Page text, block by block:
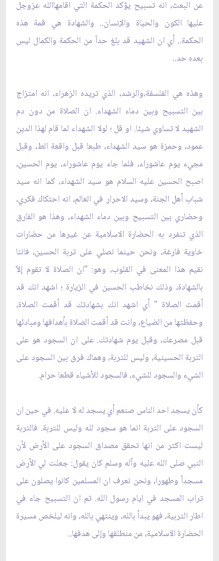
عن البعث، انه تسبيح يؤكد الحكمة التي اقامهاالله عزوجل
عليها الكون والحياة والإنسان.. والشهادة هي قمة هذه
الحكمة.. أي ان الشهيد قد بلغ حداً من الحكمة والكمال ليس
بعده حد..
وهذه هي الفلسفة،والرشد، الذي تريده الزهراء، انه امتزاج
بين التسبيح وبين دماء الشهداء. ان الصلاة من دون دم
الشهيد لا تساوي شيئا. او قل ؛ لولا الشهداء لما قام لهذا الدين
عمود، وحمزة هو سيد الشهداء، طبعا قبل واقعة الط، وقبل
مجيء يوم عاشوراء، فلما جاء يوم عاشوراء، يوم الحسين،
اصبح الحسين عليه السلام هو سيد الشهداء، كما انه سيد
شباب أهل الجنة، وسيد الاحرار في العالم، انه احتكاك فكري،
وحضاري بين التسبيح وبين دماء الشهداء، وهذا هو الفارق
الذي تنفرد به الحضارة الاسلامية عن غيرها من حضارات
خاوية فارغة، ونحن حينما نصلي على تربة الحسين، فاننا
نقيم هذا المعنى في القلوب، وهو: "ان الصلاة لا تقوم إلاّ
بالشهادة، وذلك نخاطب الحسين في الزيارة ؛ اشهد انك قد
أقمت الصلاة " أي اشهد انك بشهادتك قد أقمت الصلاة،
وحفظتها من الضياع، وانت قد أقمت الصلاة بأهدافها ومبادئها
قبل مصرعك، وقبل يوم شهادتك. على ان السجود هو على
التربة الحسينية، وليس للتربة، وهماك فرق بين السجود على
الشيء والسجود للشيء، فالسجود للأشياء قطعا حرام.
كأن يسجد احد الناس صنعم أي يسجد له لا عليه. في حين ان
السجود على التربة انما هو سجود لله وليس للتربة. فالتربة
ليست اكثر من انها تحقق مصداق السجود على الأرض لأن
النبي صلى الله عليه وآله وسلم كان يقول: جعلت لي الأرض
مسجداً وطهورا، ونحن نعرف ان المسلمين كانوا يصلون على
تراب المسجد في ايام رسول الله. ثم ان التسبيح جاء في
اطار التربية، فهو يبدأ بالله، وينتهي بالله، وانه ليلخص مسيرة
الحضارة الاسلامية، من منطلقها وإلى هدفها..